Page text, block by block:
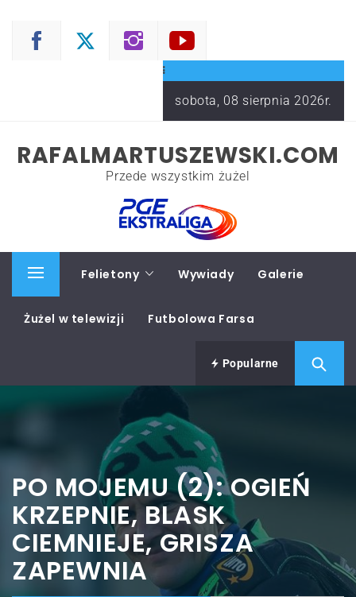
sobota, 08 sierpnia 2026r.
RAFALMARTUSZEWSKI.COM
Przede wszystkim żużel
Primary
Start Felietony Wywiady Galerie
Żużel w telewizji Futbolowa Farsa
Popularne
PO MOJEMU (2): OGIEŃ
KRZEPNIE, BLASK
CIEMNIEJE, GRISZA
ZAPEWNIA